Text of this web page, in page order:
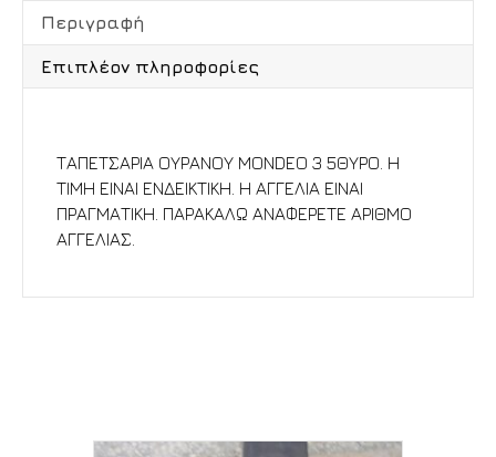
Περιγραφή
Επιπλέον πληροφορίες
ΤΑΠΕΤΣΑΡΙΑ ΟΥΡΑΝΟΥ MONDEO 3 5ΘΥΡΟ. Η
ΤΙΜΗ ΕΙΝΑΙ ΕΝΔΕΙΚΤΙΚΗ. Η ΑΓΓΕΛΙΑ ΕΙΝΑΙ
ΠΡΑΓΜΑΤΙΚΗ. ΠΑΡΑΚΑΛΩ ΑΝΑΦΕΡΕΤΕ ΑΡΙΘΜΟ
ΑΓΓΕΛΙΑΣ.